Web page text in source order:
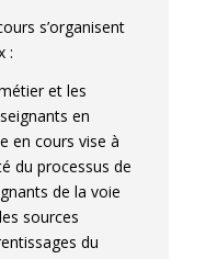
de
Trayectorias
técnicas
,
Feb
04016941⟩
of an
s’organisent
:
et les
en
en cours vise à
du processus de
de la voie
sources
du